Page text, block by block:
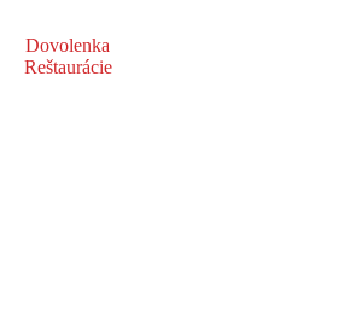
Dovolenka
Reštaurácie